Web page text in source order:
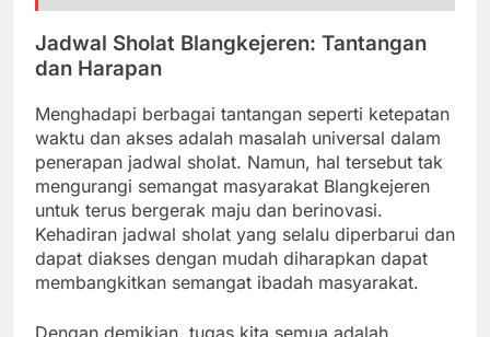
Jadwal Sholat Blangkejeren: Tantangan
dan Harapan
Menghadapi berbagai tantangan seperti ketepatan
waktu dan akses adalah masalah universal dalam
penerapan jadwal sholat. Namun, hal tersebut tak
mengurangi semangat masyarakat Blangkejeren
untuk terus bergerak maju dan berinovasi.
Kehadiran jadwal sholat yang selalu diperbarui dan
dapat diakses dengan mudah diharapkan dapat
membangkitkan semangat ibadah masyarakat.